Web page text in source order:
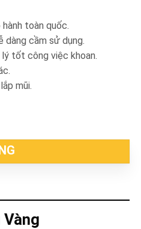
toàn quốc.
dàng cầm sử dụng.
tốt công việc khoan.
mũi.
số lượng